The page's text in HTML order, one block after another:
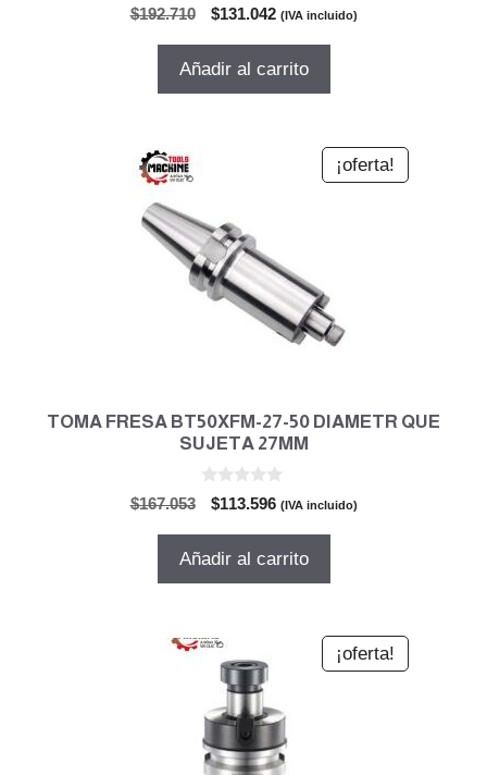
$192.710
El
original
$131.042El
actual
(IVA incluido)
Añadir al carrito
¡oferta!
TOMA FRESA BT50XFM-27-50 DIAMETR QUE
SUJETA 27MM
$167.053
El
original
$113.596El
actual
(IVA incluido)
Añadir al carrito
¡oferta!